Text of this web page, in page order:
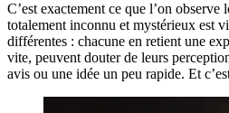
C’est exactement ce que l’on observe
totalement inconnu et mystérieux est
différentes : chacune en retient une
vite, peuvent douter de leurs
avis ou une idée un peu rapide. Et